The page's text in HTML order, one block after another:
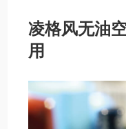
凌格风无油
用